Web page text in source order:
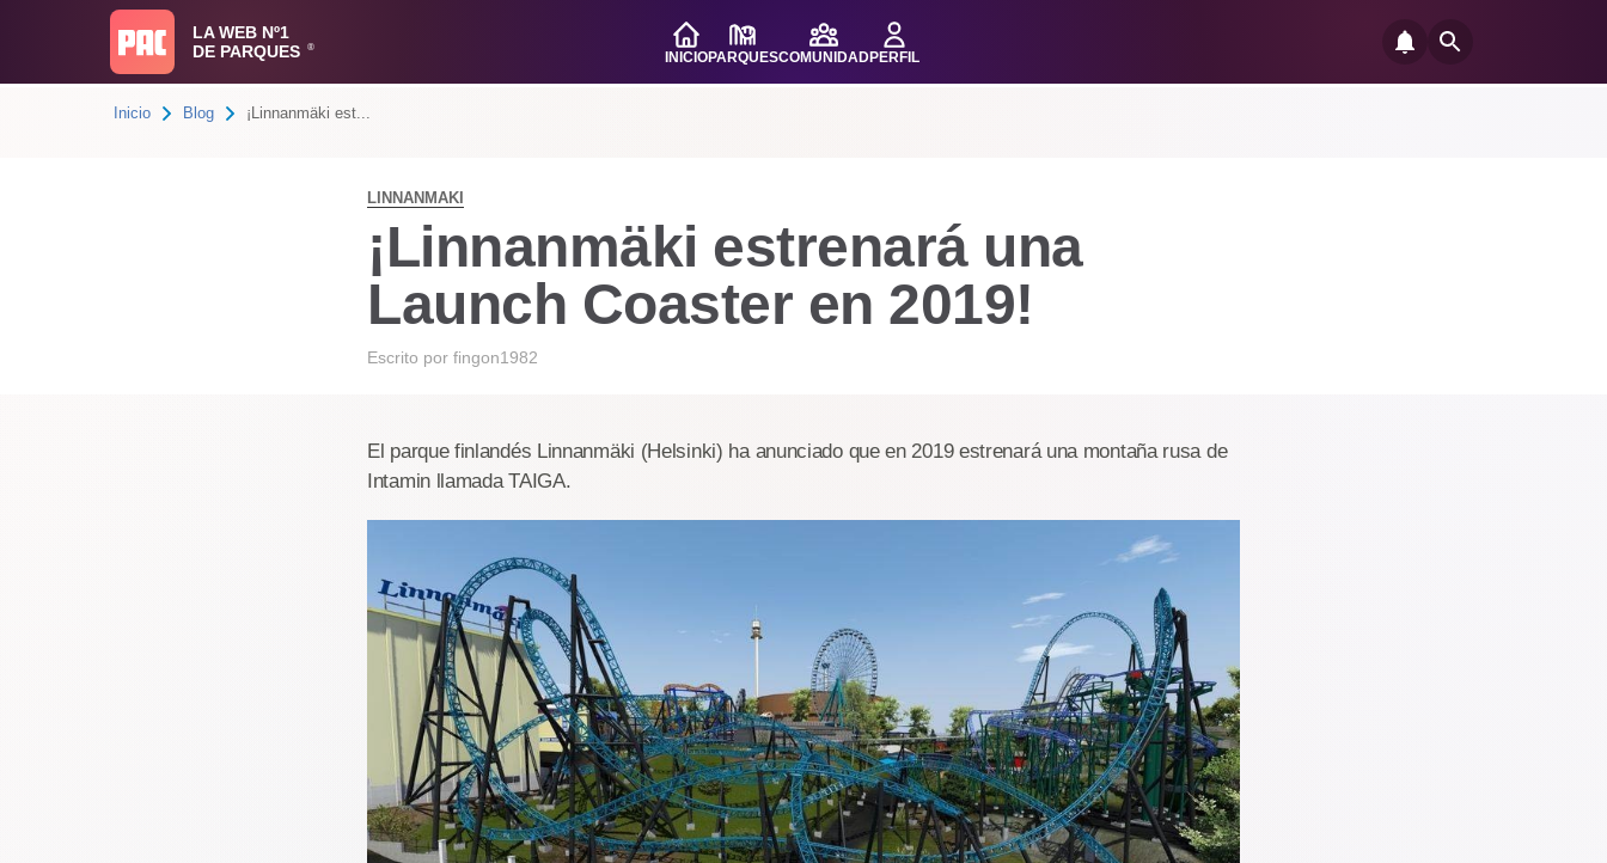
LA WEB Nº1
DE PARQUES
®
INICIOPARQUESCOMUNIDADPERFIL
Inicio Blog ¡Linnanmäki est...
LINNANMAKI
¡Linnanmäki estrenará una
Launch Coaster en 2019!
Escrito por fingon1982
El parque finlandés Linnanmäki (Helsinki) ha anunciado que en 2019 estrenará una montaña rusa de
Intamin llamada TAIGA.